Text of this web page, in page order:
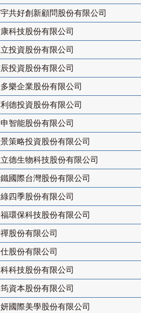
共好創新顧問股份有限公司
科技股份有限公司
投資股份有限公司
投資股份有限公司
樂企業股份有限公司
德投資股份有限公司
智能股份有限公司
策略投資股份有限公司
德生物科技股份有限公司
國際台灣股份有限公司
四季股份有限公司
環保科技股份有限公司
股份有限公司
股份有限公司
科技股份有限公司
資本股份有限公司
國際美學股份有限公司